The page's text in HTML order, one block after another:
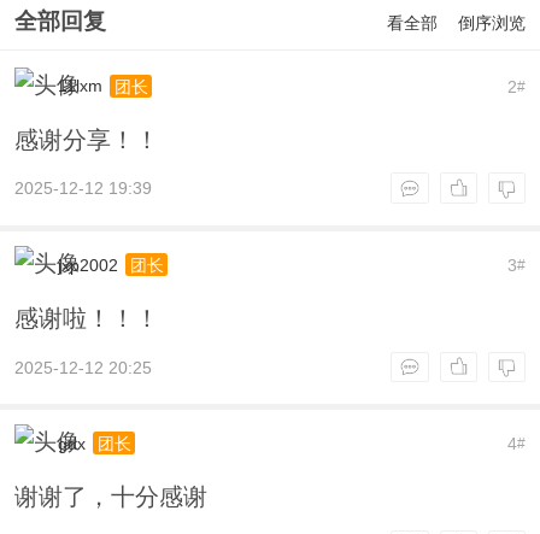
全部回复 看全部 倒序浏览
2#
11lxm 团长
感谢分享！！
2025-12-12 19:39
3#
jxp2002 团长
感谢啦！！！
2025-12-12 20:25
4#
gdx 团长
谢谢了，十分感谢